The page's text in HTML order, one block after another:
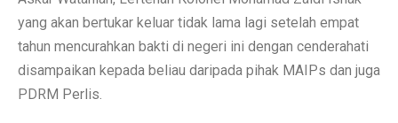
yang akan bertukar keluar tidak lama lagi setelah empat
tahun mencurahkan bakti di negeri ini dengan cenderahati
disampaikan kepada beliau daripada pihak MAIPs dan juga
PDRM Perlis.